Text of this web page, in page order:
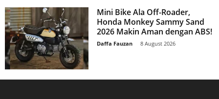
Mini Bike Ala Off-Roader,
Honda Monkey Sammy Sand
2026 Makin Aman dengan ABS!
Daffa Fauzan 8 August 2026